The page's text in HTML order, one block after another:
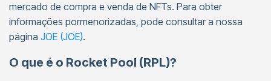
mercado de compra e venda de NFTs. Para obter
informações pormenorizadas, pode consultar a nossa
página JOE (JOE).
O que é o Rocket Pool (RPL)?